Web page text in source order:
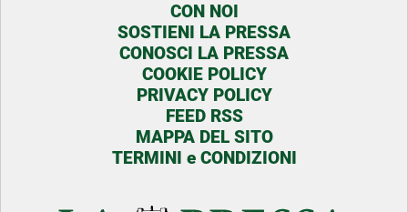
CON NOI
SOSTIENI LA PRESSA
CONOSCI LA PRESSA
COOKIE POLICY
PRIVACY POLICY
FEED RSS
MAPPA DEL SITO
TERMINI e CONDIZIONI